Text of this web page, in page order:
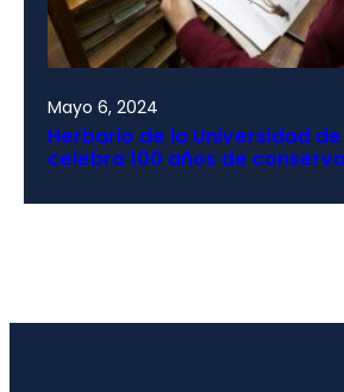
Mayo 6, 2024
Herbario de la Universidad
celebra 100 años de